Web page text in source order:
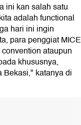
ini kan salah satu
adalah functional
hari ini ingin
para penggiat MICE
ataupun
khususnya,
Bekasi," katanya di